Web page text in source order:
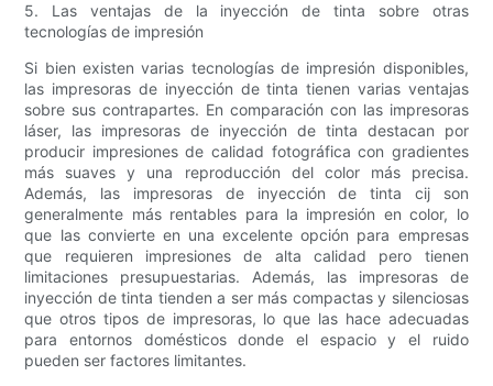
5. Las ventajas de la inyección de tinta sobre otras
tecnologías de impresión
Si bien existen varias tecnologías de impresión disponibles,
las impresoras de inyección de tinta tienen varias ventajas
sobre sus contrapartes. En comparación con las impresoras
láser, las impresoras de inyección de tinta destacan por
producir impresiones de calidad fotográfica con gradientes
más suaves y una reproducción del color más precisa.
Además, las impresoras de inyección de tinta cij son
generalmente más rentables para la impresión en color, lo
que las convierte en una excelente opción para empresas
que requieren impresiones de alta calidad pero tienen
limitaciones presupuestarias. Además, las impresoras de
inyección de tinta tienden a ser más compactas y silenciosas
que otros tipos de impresoras, lo que las hace adecuadas
para entornos domésticos donde el espacio y el ruido
pueden ser factores limitantes.